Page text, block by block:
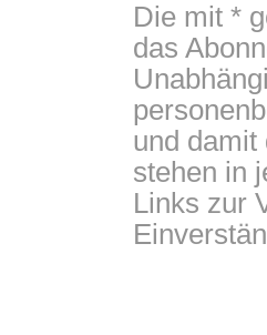
Die mit *
das
und damit
stehen in
Links zur